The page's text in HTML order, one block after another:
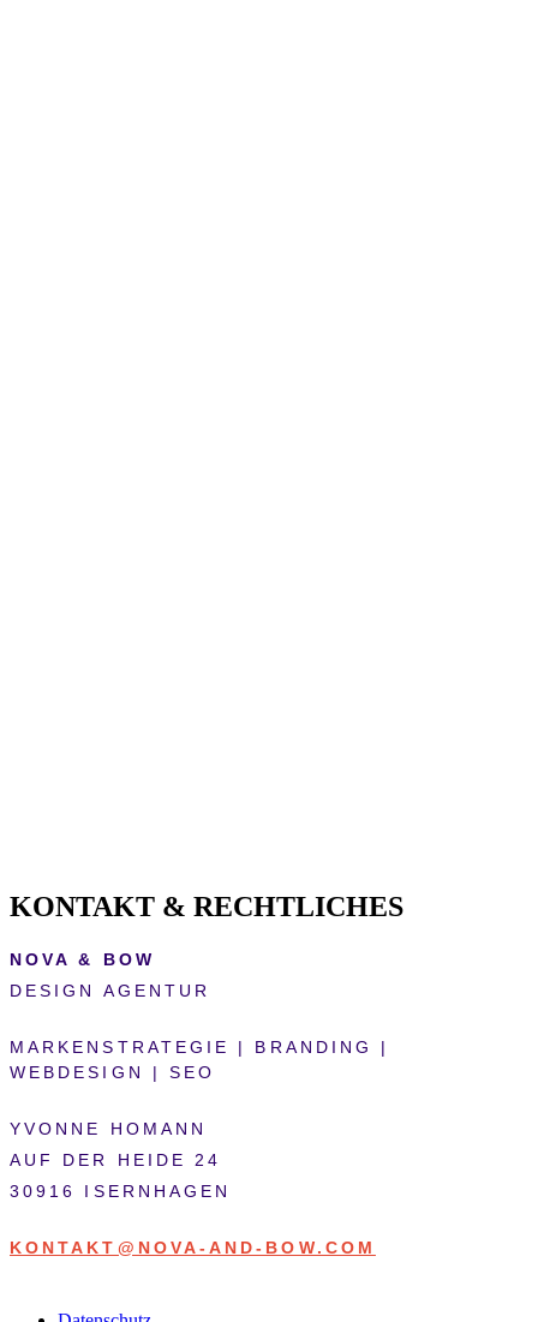
KONTAKT & RECHTLICHES
NOVA & BOW
DESIGN AGENTUR
MARKENSTRATEGIE | BRANDING |
WEBDESIGN | SEO
YVONNE HOMANN
AUF DER HEIDE 24
30916 ISERNHAGEN
KONTAKT@NOVA-AND-BOW.COM